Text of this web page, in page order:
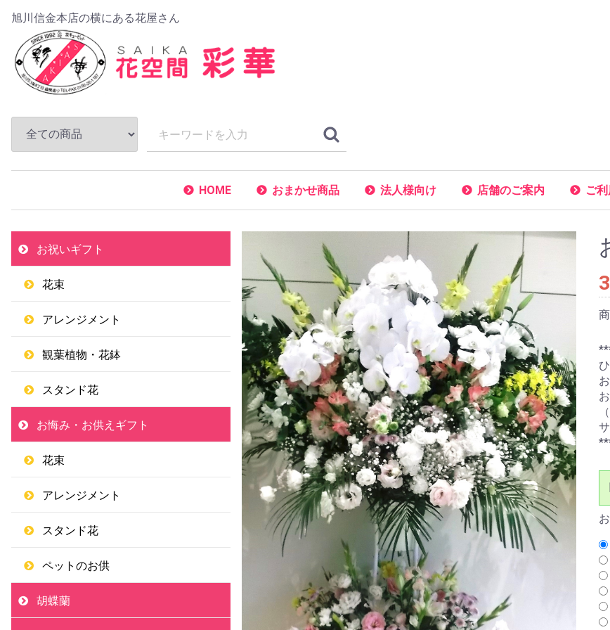
旭川信金本店の横にある花屋さん
HOME おまかせ商品 法人様向け 店舗のご案内 ご
お祝いギフト
花束
アレンジメント
観葉植物・花鉢
スタンド花
お悔み・お供えギフト
花束
アレンジメント
スタンド花
ペットのお供
胡蝶蘭